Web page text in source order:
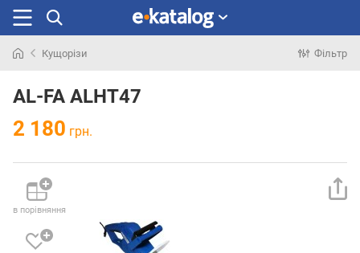
раніше
Кущорізи Фільтр
AL-FA ALHT47
2 180 грн.
в порівняння